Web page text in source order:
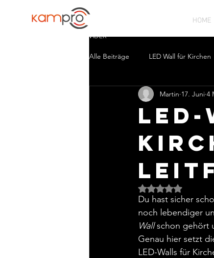
CHURCH SOLUTION PROVIDER
HOME
Alle Beiträge LED Wall für Kirchen
Martin 17. Juni 4
Mit NaN von 5
Du hast sicher
noch lebendiger
Wall schon gehört
Genau hier setzt
LED-Walls für